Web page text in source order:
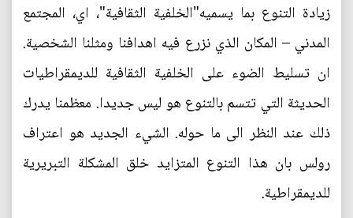
زيادة التنوع بما يسميه"الخلفية الثقافية"، اي، المجتمع
المدني – المكان الذي نزرع فيه اهدافنا ومثلنا الشخصية.
ان تسليط الضوء على الخلفية الثقافية للديمقراطيات
الحديثة التي تتسم بالتنوع هو ليس جديدا. معظمنا يدرك
ذلك عند النظر الى ما حوله. الشيء الجديد هو اعتراف
رولس بان هذا التنوع المتزايد خلق المشكلة التبريرية
للديمقراطية.